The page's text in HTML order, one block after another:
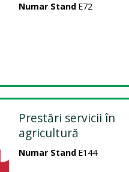
Numar Stand E72
Prestări servicii în
agricultură
Numar Stand E144